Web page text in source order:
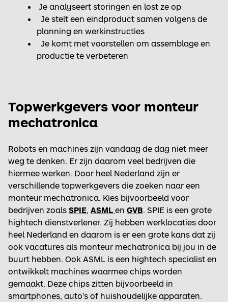
Je analyseert storingen en lost ze op
Je stelt een eindproduct samen volgens de
planning en werkinstructies
Je komt met voorstellen om assemblage en
productie te verbeteren
Topwerkgevers voor monteur
mechatronica
Robots en machines zijn vandaag de dag niet meer
weg te denken. Er zijn daarom veel bedrijven die
hiermee werken. Door heel Nederland zijn er
verschillende topwerkgevers die zoeken naar een
monteur mechatronica. Kies bijvoorbeeld voor
bedrijven zoals SPIE, ASML en GVB. SPIE is een grote
hightech dienstverlener. Zij hebben werklocaties door
heel Nederland en daarom is er een grote kans dat zij
ook vacatures als monteur mechatronica bij jou in de
buurt hebben. Ook ASML is een hightech specialist en
ontwikkelt machines waarmee chips worden
gemaakt. Deze chips zitten bijvoorbeeld in
smartphones, auto's of huishoudelijke apparaten.